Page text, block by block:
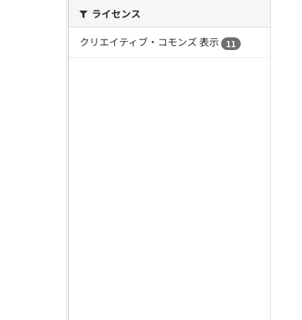
ライセンス
クリエイティブ・コモンズ 表示
11